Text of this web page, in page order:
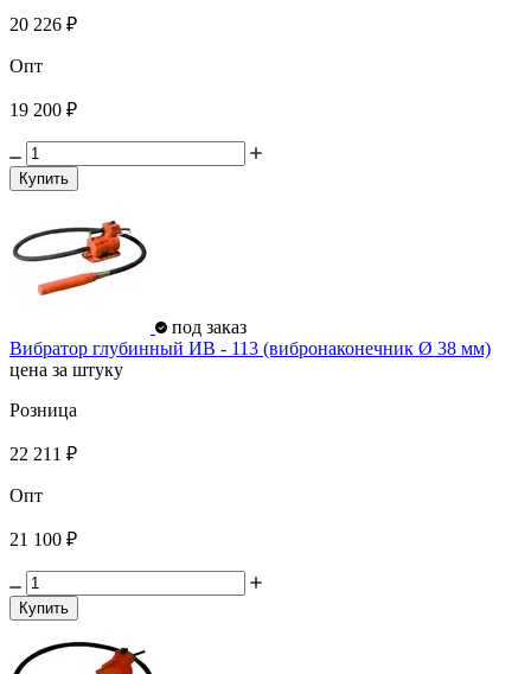
20 226 ₽
Опт
19 200 ₽
Купить
под заказ
Вибратор глубинный ИВ - 113 (вибронаконечник Ø 38 мм)
цена за штуку
Розница
22 211 ₽
Опт
21 100 ₽
Купить